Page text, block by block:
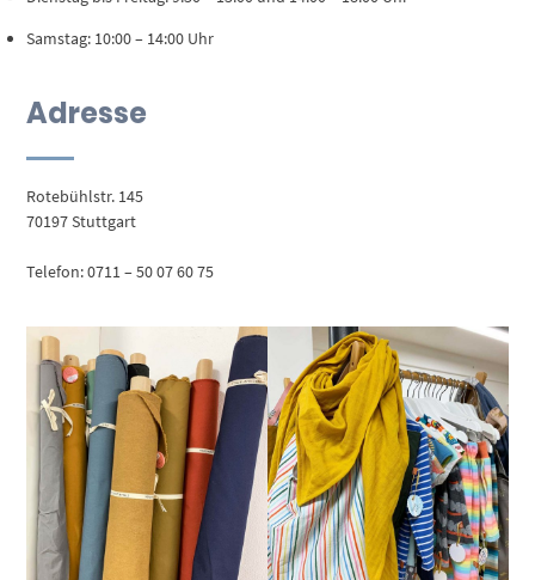
Samstag: 10:00 – 14:00 Uhr
Adresse
Rotebühlstr. 145
70197 Stuttgart
Telefon: 0711 – 50 07 60 75